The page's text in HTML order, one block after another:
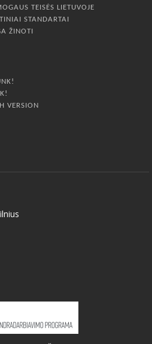
TEISĖS LIETUVOJE
STANDARTAI
ŽINOTI
VERSION